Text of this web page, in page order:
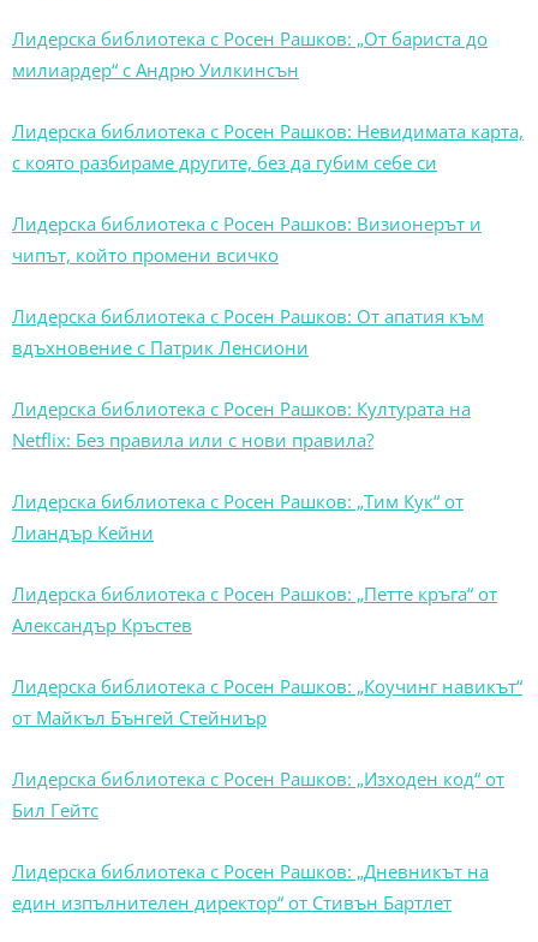
Лидерска библиотека с Росен Рашков: „От бариста до
милиардер“ с Андрю Уилкинсън
Лидерска библиотека с Росен Рашков: Невидимата карта,
с която разбираме другите, без да губим себе си
Лидерска библиотека с Росен Рашков: Визионерът и
чипът, който промени всичко
Лидерска библиотека с Росен Рашков: От апатия към
вдъхновение с Патрик Ленсиони
Лидерска библиотека с Росен Рашков: Културата на
Netflix: Без правила или с нови правила?
Лидерска библиотека с Росен Рашков: „Тим Кук“ от
Лиандър Кейни
Лидерска библиотека с Росен Рашков: „Петте кръга“ от
Александър Кръстев
Лидерска библиотека с Росен Рашков: „Коучинг навикът“
от Майкъл Бънгей Стейниър
Лидерска библиотека с Росен Рашков: „Изходен код“ от
Бил Гейтс
Лидерска библиотека с Росен Рашков: „Дневникът на
един изпълнителен директор“ от Стивън Бартлет